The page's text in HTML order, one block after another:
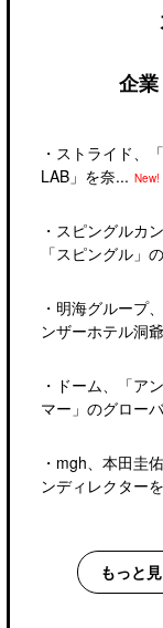
企業
・ ストライド、
LAB」を奈... New!
・ スピングルカン
「スピングル」
・ 明海グループ
ンザーホテル洞
・ ドーム、「ア
マー」のグロー
・ mgh、本田圭
ンディレクター
もっと